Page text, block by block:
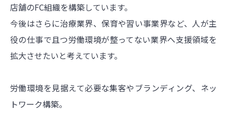
店舗のFC組織を構築しています。
今後はさらに治療業界、保育や習い事業界など、人が主
役の仕事で且つ労働環境が整ってない業界へ支援領域を
拡大させたいと考えています。
労働環境を見据えて必要な集客やブランディング、ネッ
トワーク構築。